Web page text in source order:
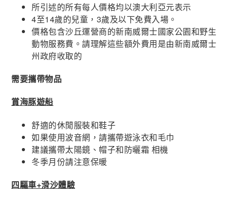
所引述的所有每人價格均以澳大利亞元表示
4至14歲的兒童，3歲及以下免費入場。
價格包含沙丘運營商的新南威爾士國家公園和野生
動物服務費。請理解這些額外費用是由新南威爾士
州政府收取的
需要攜帶物品
賞海豚遊船
舒適的休閒服裝和鞋子
如果使用波音網，請攜帶遊泳衣和毛巾
建議攜帶太陽鏡、帽子和防曬霜 相機
冬季月份請注意保暖
四驅車+滑沙體驗